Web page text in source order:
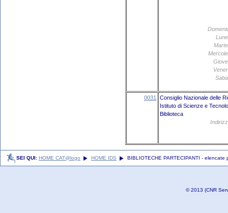
0031
Consiglio Nazionale delle
Istituto di Scienze e
Biblioteca
SEI QUI: HOME CAT@logo HOME IDS BIBLIOTECHE PARTECIPANTI - elencate
© 2013 (CNR